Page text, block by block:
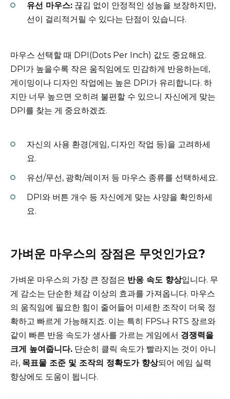
유선 마우스: 끊김 없이 안정적인 성능을 보장하지만,
선이 걸리적거릴 수 있다는 단점이 있습니다.
마우스 선택할 때 DPI(Dots Per Inch) 값도 중요해요.
DPI가 높을수록 작은 움직임에도 민감하게 반응하는데,
게이밍이나 디자인 작업에는 높은 DPI가 유리합니다. 하
지만 너무 높으면 오히려 불편할 수 있으니 자신에게 맞는
DPI를 찾는 게 중요하겠죠.
자신의 사용 환경(게임, 디자인 작업 등)을 고려하세
요.
유선/무선, 광학/레이저 등 마우스 종류를 선택하세요.
DPI와 버튼 개수 등 자신에게 맞는 사양을 확인하세
요.
가벼운 마우스의 장점은 무엇인가요?
가벼운 마우스의 가장 큰 장점은 반응 속도 향상입니다. 무
게 감소는 단순한 체감 이상의 효과를 가져옵니다. 마우스
의 움직임에 필요한 힘이 줄어들어 미세한 조작이 더욱 정
확하고 빠르게 가능해지죠. 이는 특히 FPS나 RTS 장르와
같이 빠른 반응 속도가 생사를 가르는 게임에서 경쟁력을
크게 높여줍니다. 단순히 클릭 속도가 빨라지는 것이 아니
라, 목표물 조준 및 조작의 정확도가 향상되어 에임 실력
향상에도 도움이 됩니다.